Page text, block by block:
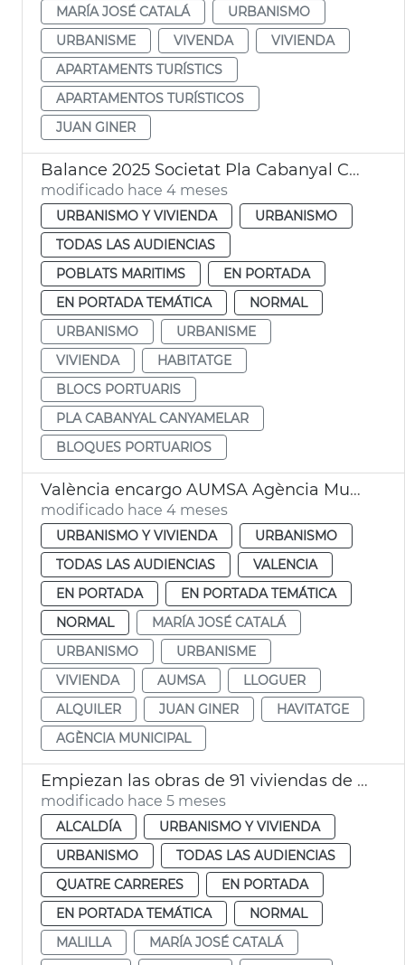
MARÍA JOSÉ CATALÁ
URBANISMO
URBANISME
VIVENDA
VIVIENDA
APARTAMENTS TURÍSTICS
APARTAMENTOS TURÍSTICOS
JUAN GINER
Balance 2025 Societat Pla Cabanyal Canyamelar
modificado hace 4 meses
URBANISMO Y VIVIENDA
URBANISMO
TODAS LAS AUDIENCIAS
POBLATS MARITIMS
EN PORTADA
EN PORTADA TEMÁTICA
NORMAL
URBANISMO
URBANISME
VIVIENDA
HABITATGE
BLOCS PORTUARIS
PLA CABANYAL CANYAMELAR
BLOQUES PORTUARIOS
València encargo AUMSA Agència Municipal Lloguer
modificado hace 4 meses
URBANISMO Y VIVIENDA
URBANISMO
TODAS LAS AUDIENCIAS
VALENCIA
EN PORTADA
EN PORTADA TEMÁTICA
NORMAL
MARÍA JOSÉ CATALÁ
URBANISMO
URBANISME
VIVIENDA
AUMSA
LLOGUER
ALQUILER
JUAN GINER
HAVITATGE
AGÈNCIA MUNICIPAL
Empiezan las obras de 91 viviendas de alquiler social a Malilla València
modificado hace 5 meses
ALCALDÍA
URBANISMO Y VIVIENDA
URBANISMO
TODAS LAS AUDIENCIAS
QUATRE CARRERES
EN PORTADA
EN PORTADA TEMÁTICA
NORMAL
MALILLA
MARÍA JOSÉ CATALÁ